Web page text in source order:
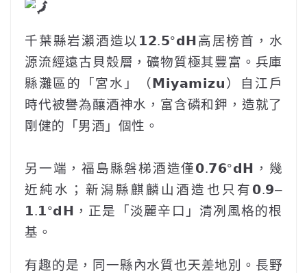
千葉縣岩瀨酒造以𝟭𝟮.𝟱°𝗱𝗛高居榜首，水
源流經遠古貝殼層，礦物質極其豐富。兵庫
縣灘區的「宮水」（𝗠𝗶𝘆𝗮𝗺𝗶𝘇𝘂）自江戶
時代被譽為釀酒神水，富含磷和鉀，造就了
剛健的「男酒」個性。
另一端，福島縣磐梯酒造僅𝟬.𝟳𝟲°𝗱𝗛，幾
近純水；新潟縣麒麟山酒造也只有𝟬.𝟵–
𝟭.𝟭°𝗱𝗛，正是「淡麗辛口」清冽風格的根
基。
‎有趣的是，同一縣內水質也天差地別。長野